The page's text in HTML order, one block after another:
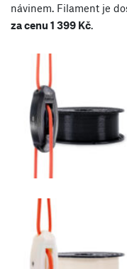
návinem. Filament je
za cenu 1 399 Kč.